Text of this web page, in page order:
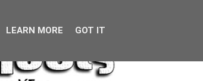
LEARN MORE GOT IT